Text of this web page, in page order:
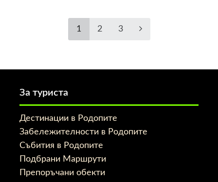
1 2 3
За туриста
Дестинации в Родопите
Забележителности в Родопите
Събития в Родопите
Подбрани Маршрути
Препоръчани обекти